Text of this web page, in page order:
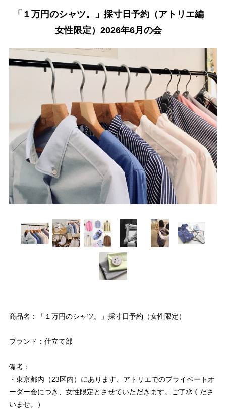
「１万円のシャツ。」採寸日予約（アトリエ編
女性限定）2026年6月の会
商品名：「１万円のシャツ。」採寸日予約（女性限定）
ブランド：仕立て部
備考：
・東京都内（23区内）にあります、アトリエでのプライベートオ
ーダー会につき、女性限定とさせていただきます。ご了承くださ
いませ。）